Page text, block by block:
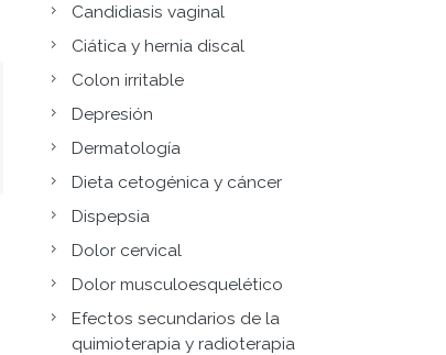
Candidiasis vaginal
Ciática y hernia discal
Colon irritable
Depresión
Dermatología
Dieta cetogénica y cáncer
Dispepsia
Dolor cervical
Dolor musculoesquelético
Efectos secundarios de la
quimioterapia y radioterapia